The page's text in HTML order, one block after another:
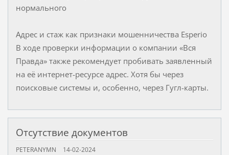
нормального
Адрес и стаж как признаки мошенничества Esperio
В ходе проверки информации о компании «Вся
Правда» также рекомендует пробивать заявленный
на её интернет-ресурсе адрес. Хотя бы через
поисковые системы и, особенно, через Гугл-карты.
Отсутствие документов
PETERANYMN 14-02-2024